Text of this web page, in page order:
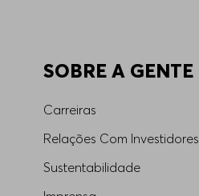
SOBRE A GENTE
Carreiras
Relações Com Investidores
Sustentabilidade